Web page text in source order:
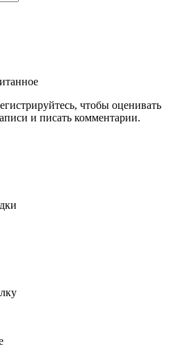
чтобы оценивать
и писать комментарии.